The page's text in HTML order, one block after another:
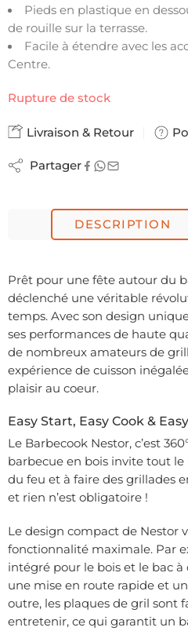
Pieds en plastique en
de rouille sur la terrasse.
Facile à étendre avec les
Centre.
Rupture de stock
Livraison & Retour
Partager
DESCRIPTION
Prêt pour une fête autour du
déclenché une véritable
temps. Avec son design
ses performances de haute
de nombreux amateurs de
expérience de cuisson
plaisir au coeur.
Easy Start, Easy Cook &
Le Barbecook Nestor, c’est
barbecue en bois invite tout
du feu et à faire des grillades
et rien n’est obligatoire !
Le design compact de Nestor
fonctionnalité maximale. Par
intégré pour le bois et le bac
une mise en route rapide et
outre, les plaques de gril sont
entretenir, ce qui garantit un